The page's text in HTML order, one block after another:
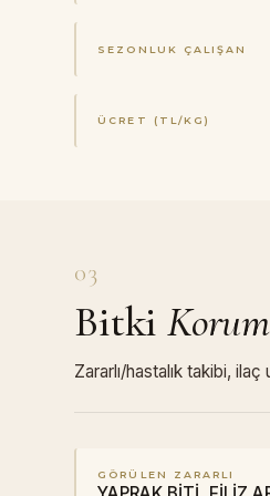
SEZONLUK ÇALIŞAN
ÜCRET (TL/KG)
03
Bitki
Zararlı/hastalık takibi,
GÖRÜLEN ZARARLI